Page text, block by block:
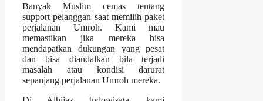
Banyak Muslim cemas tentang
support pelanggan saat memilih paket
perjalanan Umroh. Kami mau
memastikan jika mereka bisa
mendapatkan dukungan yang pesat
dan bisa diandalkan bila terjadi
masalah atau kondisi darurat
sepanjang perjalanan Umroh mereka.